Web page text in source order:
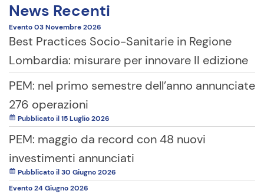
News Recenti
Evento03 Novembre2026
Best Practices Socio-Sanitarie in Regione
Lombardia: misurare per innovare II edizione
PEM: nel primo semestre dell’anno annunciate
276 operazioni
Pubblicato il 15 Luglio 2026
PEM: maggio da record con 48 nuovi
investimenti annunciati
Pubblicato il 30 Giugno 2026
Evento24 Giugno2026